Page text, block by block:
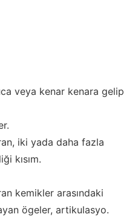
veya kenar kenara gelip
iki yada daha fazla
kısım.
kemikler arasındaki
ögeler, artikulasyo.